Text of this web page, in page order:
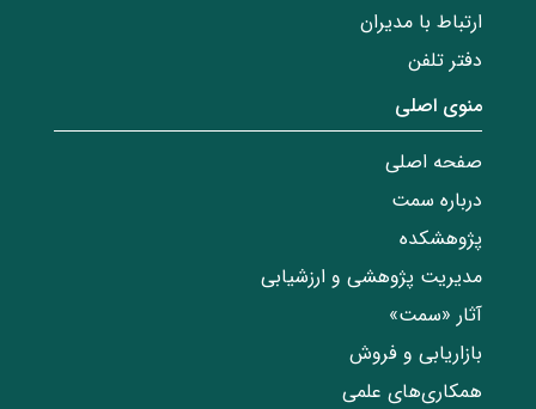
ارتباط با مدیران
دفتر تلفن
منوی اصلی
صفحه اصلی
درباره سمت
پژوهشکده
مدیریت پژوهشی و ارزشیابی
آثار «سمت»
بازاریابی و فروش
همکاری‌های علمی